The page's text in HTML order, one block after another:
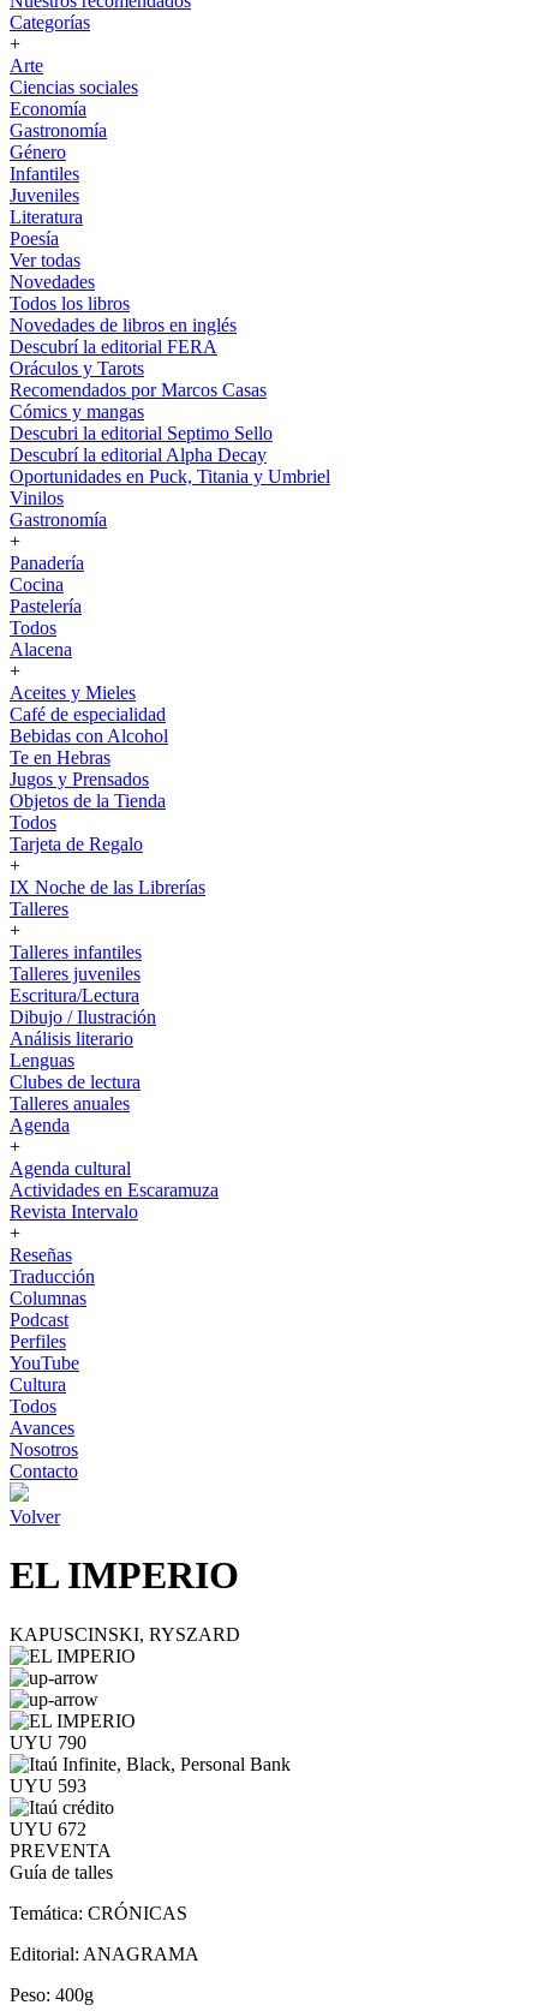
Categorías
+
Arte
Ciencias sociales
Economía
Gastronomía
Género
Infantiles
Juveniles
Literatura
Poesía
Ver todas
Novedades
Todos los libros
Novedades de libros en inglés
Descubrí la editorial FERA
Oráculos y Tarots
Recomendados por Marcos Casas
Cómics y mangas
Descubri la editorial Septimo Sello
Descubrí la editorial Alpha Decay
Oportunidades en Puck, Titania y Umbriel
Vinilos
Gastronomía
+
Panadería
Cocina
Pastelería
Todos
Alacena
+
Aceites y Mieles
Café de especialidad
Bebidas con Alcohol
Te en Hebras
Jugos y Prensados
Objetos de la Tienda
Todos
Tarjeta de Regalo
+
IX Noche de las Librerías
Talleres
+
Talleres infantiles
Talleres juveniles
Escritura/Lectura
Dibujo / Ilustración
Análisis literario
Lenguas
Clubes de lectura
Talleres anuales
Agenda
+
Agenda cultural
Actividades en Escaramuza
Revista Intervalo
+
Reseñas
Traducción
Columnas
Podcast
Perfiles
YouTube
Cultura
Todos
Avances
Nosotros
Contacto
Volver
EL IMPERIO
KAPUSCINSKI, RYSZARD
UYU 790
UYU 593
UYU 672
PREVENTA
Guía de talles
Temática: CRÓNICAS
Editorial: ANAGRAMA
Peso: 400g